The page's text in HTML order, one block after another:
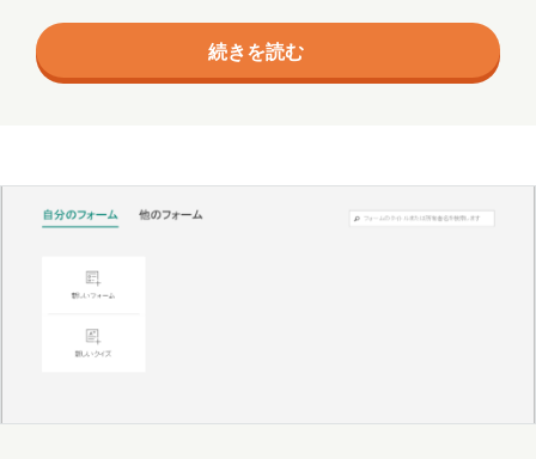
PAGEONE
葛西 多田
吉田
木村S
木村せつ 佐々木
田中
のことを少し振り返ってみます… (興味ないなんてい
わないでっ！！！) 今年は地元 青森には帰らず、東
京で過ごしました。 毎日毎日雨の連続で外に出る気に
ることに挑戦しました！ いや、挑戦するとかの問題で
はないでしょ、なん…
続きを読む